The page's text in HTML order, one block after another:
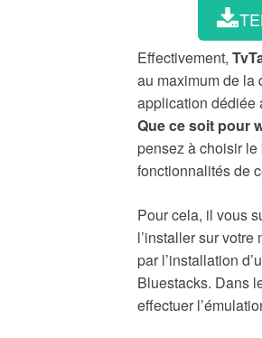
Effectivement,
au maximum de la
application dédiée
Que ce soit pour
pensez à choisir
fonctionnalités de
Pour cela, il vous
l’installer sur
par l’installation
Bluestacks. Dans
effectuer